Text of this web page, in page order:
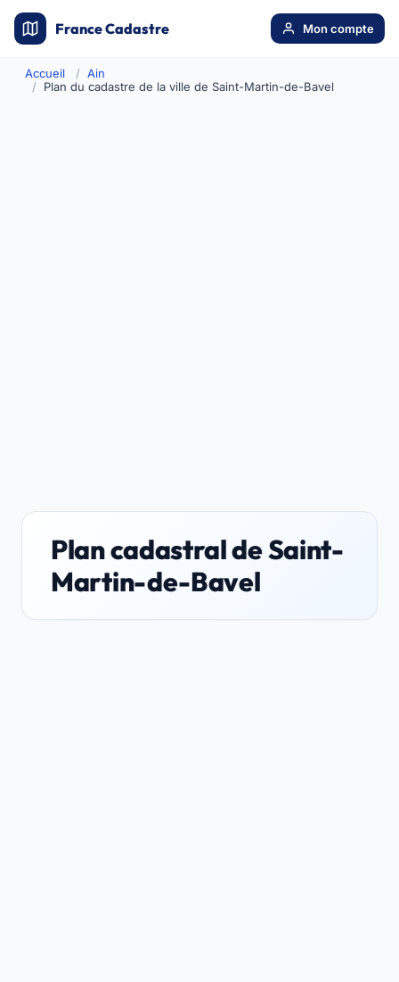
France Cadastre Mon compte
Accueil
Ain
Plan du cadastre de la ville de Saint-Martin-de-Bavel
Plan cadastral de Saint-
Martin-de-Bavel